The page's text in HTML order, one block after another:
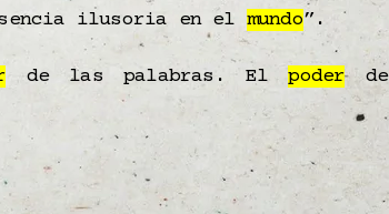
ilusoria en el mundo​”.
de las palabras. Elpoderde